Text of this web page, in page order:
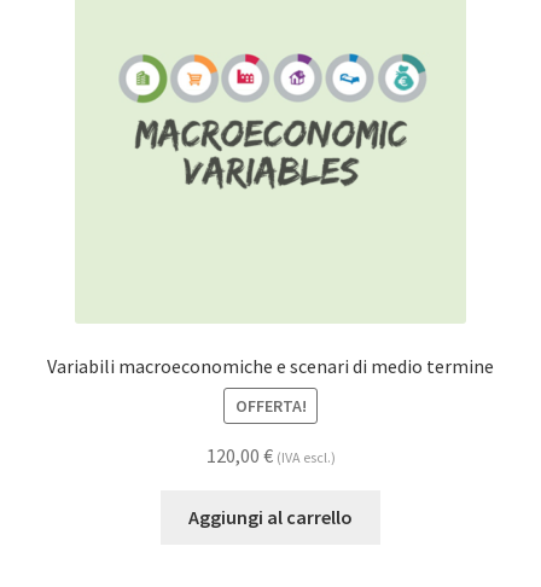
Variabili macroeconomiche e scenari di medio termine
OFFERTA!
120,00 € (IVA escl.)
Aggiungi al carrello